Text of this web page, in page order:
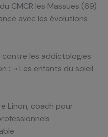
CMCR les Massues (69)
avec les évolutions
les addictologies
:: » Les enfants du soleil
Linon, coach pour